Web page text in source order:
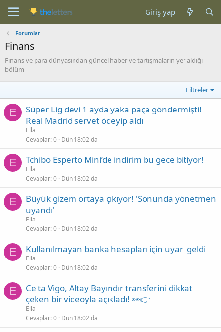
Giriş yap
Forumlar
Finans
Finans ve para dünyasından güncel haber ve tartışmaların yer aldığı
bölüm
Filtreler
E
Süper Lig devi 1 ayda yaka paça göndermişti!
Real Madrid servet ödeyip aldı
Ella
Cevaplar 0 Dün 18:02 da
E Tchibo Esperto Mini’de indirim bu gece bitiyor!
Ella
Cevaplar 0 Dün 18:02 da
E
Büyük gizem ortaya çıkıyor! 'Sonunda yönetmen
uyandı'
Ella
Cevaplar 0 Dün 18:02 da
E Kullanılmayan banka hesapları için uyarı geldi
Ella
Cevaplar 0 Dün 18:02 da
E
Celta Vigo, Altay Bayındır transferini dikkat
çeken bir videoyla açıkladı! 👀👉
Ella
Cevaplar 0 Dün 18:02 da